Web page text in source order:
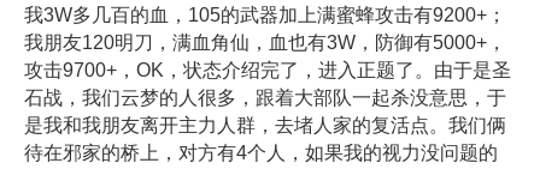
我3W多几百的血，105的武器加上满蜜蜂攻击有9200+；
我朋友120明刀，满血角仙，血也有3W，防御有5000+，
攻击9700+，OK，状态介绍完了，进入正题了。由于是圣
石战，我们云梦的人很多，跟着大部队一起杀没意思，于
是我和我朋友离开主力人群，去堵人家的复活点。我们俩
待在邪家的桥上，对方有4个人，如果我的视力没问题的